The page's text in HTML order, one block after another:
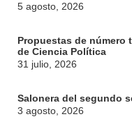
5 agosto, 2026
Propuestas de número
de Ciencia Política
31 julio, 2026
Salonera del segundo
3 agosto, 2026